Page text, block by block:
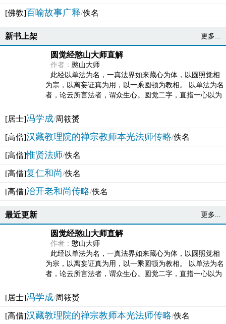
[佛教]百喻故事广释/佚名
新书上架 更多...
圆觉经憨山大师直解
作者： 憨山大师
此经以单法为名，一真法界如来藏心为体，以圆照觉相
为宗，以离妄证真为用，以一乘圆顿为教相。 以单法为名
者，论云所言法者，谓众生心。圆觉二字，直指一心以为
[居士]冯学成/周筱赟
[高僧]汉藏教理院的禅宗教师本光法师传略/佚名
[高僧]惟贤法师/佚名
[高僧]复仁和尚/佚名
[高僧]冶开老和尚传略/佚名
最近更新 更多...
圆觉经憨山大师直解
作者： 憨山大师
此经以单法为名，一真法界如来藏心为体，以圆照觉相
为宗，以离妄证真为用，以一乘圆顿为教相。 以单法为名
者，论云所言法者，谓众生心。圆觉二字，直指一心以为
[居士]冯学成/周筱赟
[高僧]汉藏教理院的禅宗教师本光法师传略/佚名